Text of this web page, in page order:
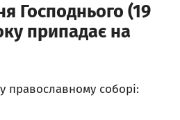
Господнього (19
припадає на
православному соборі: